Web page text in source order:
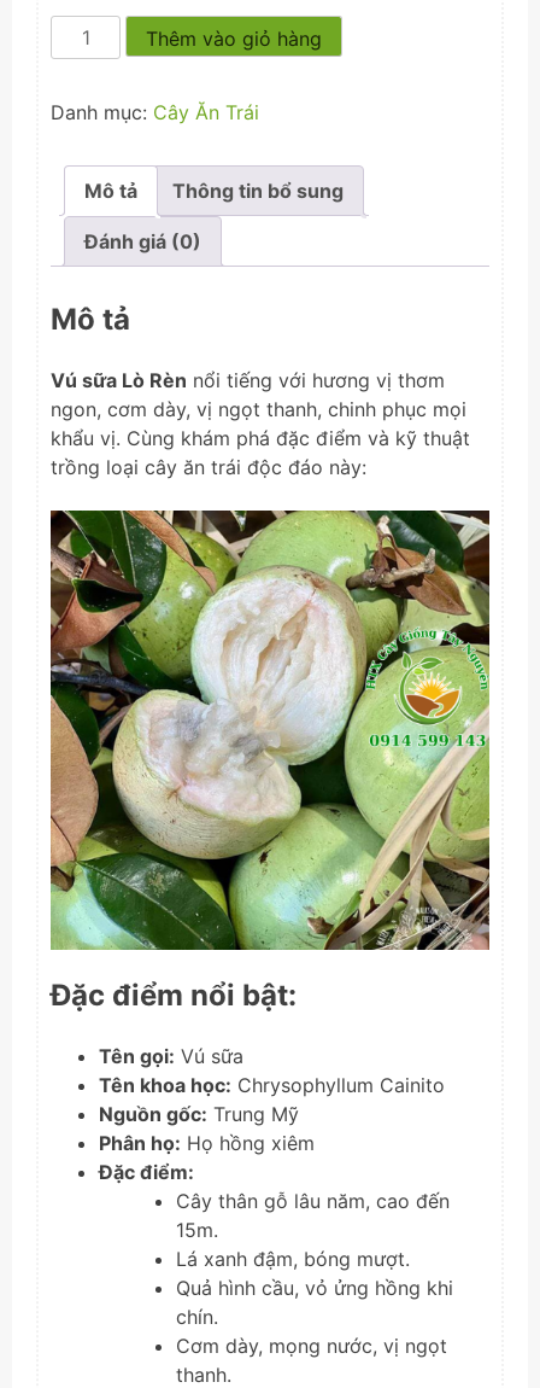
Sữa
Rèn
lượng
Thêm vào giỏ hàng
Danh mục: Cây Ăn Trái
Mô tả Thông tin bổ sung
Đánh giá (0)
Mô tả
Vú sữa Lò Rèn nổi tiếng với hương vị thơm
ngon, cơm dày, vị ngọt thanh, chinh phục mọi
khẩu vị. Cùng khám phá đặc điểm và kỹ thuật
trồng loại cây ăn trái độc đáo này:
Đặc điểm nổi bật:
Tên gọi: Vú sữa
Tên khoa học: Chrysophyllum Cainito
Nguồn gốc: Trung Mỹ
Phân họ: Họ hồng xiêm
Đặc điểm:
Cây thân gỗ lâu năm, cao đến
15m.
Lá xanh đậm, bóng mượt.
Quả hình cầu, vỏ ửng hồng khi
chín.
Cơm dày, mọng nước, vị ngọt
thanh.